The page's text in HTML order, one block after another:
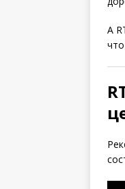
А